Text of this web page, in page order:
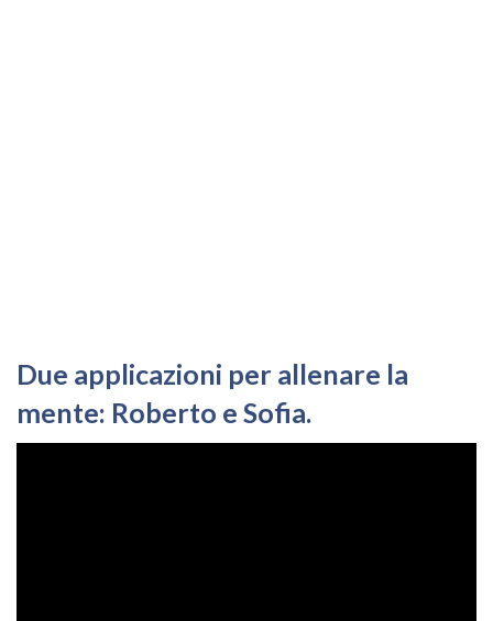
Due applicazioni per allenare la
mente: Roberto e Sofia.